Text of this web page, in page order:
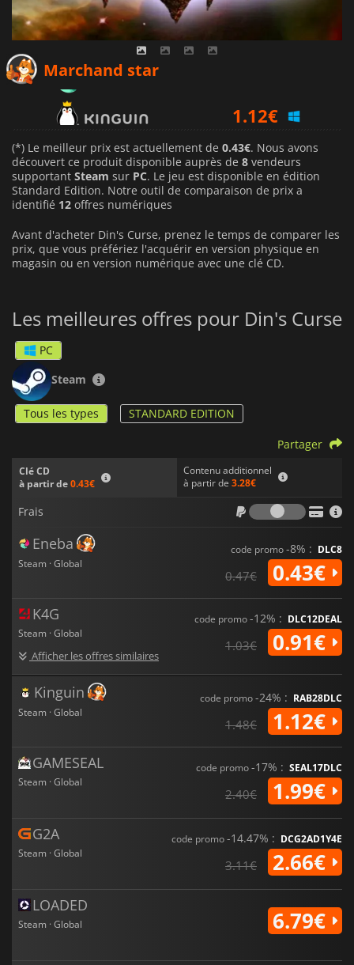
Marchand star
1.12€
0.91€
(*) Le meilleur prix est actuellement de 0.43€. Nous avons
découvert ce produit disponible auprès de 8 vendeurs
supportant Steam sur PC. Le jeu est disponible en édition
Standard Edition. Notre outil de comparaison de prix a
identifié 12 offres numériques
Avant d'acheter Din's Curse, prenez le temps de comparer les
prix, que vous préfériez l'acquérir en version physique en
magasin ou en version numérique avec une clé CD.
Les meilleures offres pour Din's Curse
PC
Steam
Tous les types STANDARD EDITION
Clé CD
à partir de0.43€
Contenu additionnel
à partir de 3.28€
Partager
Frais
Frais
Eneba
Steam · Global
code promo-8% : DLC8
0.47€ 0.43€
K4G
Steam · Global
Afficher les offres similaires
code promo-12% : DLC12DEAL
1.03€ 0.91€
Kinguin
Steam · Global
code promo-24% : RAB28DLC
1.48€ 1.12€
GAMESEAL
Steam · Global
code promo-17% : SEAL17DLC
2.40€ 1.99€
G2A
Steam · Global
code promo-14.47% : DCG2AD1Y4E
3.11€ 2.66€
LOADED
Steam · Global 6.79€